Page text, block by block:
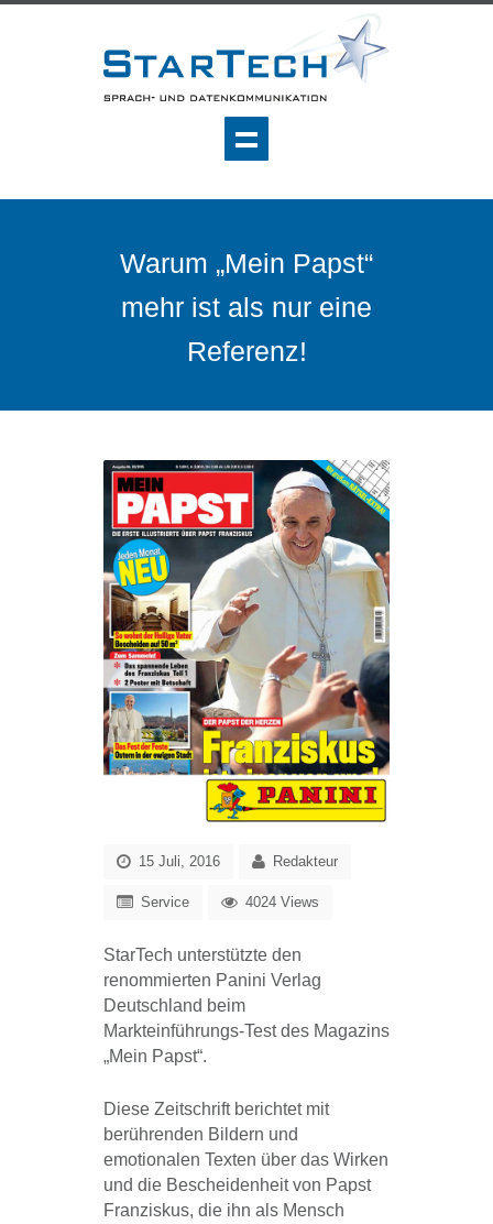
Warum „Mein Papst“
mehr ist als nur eine
Referenz!
15 Juli, 2016 Redakteur
Service 4024 Views
StarTech unterstützte den
renommierten Panini Verlag
Deutschland beim
Markteinführungs-Test des Magazins
„Mein Papst“.
Diese Zeitschrift berichtet mit
berührenden Bildern und
emotionalen Texten über das Wirken
und die Bescheidenheit von Papst
Franziskus, die ihn als Mensch